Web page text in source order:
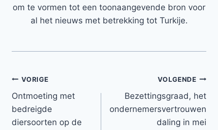
om te vormen tot een toonaangevende bron voor
al het nieuws met betrekking tot Turkije.
Bericht
navigatie
VORIGE
Ontmoeting met
bedreigde
diersoorten op de
VOLGENDE
Bezettingsgraad, het
ondernemersvertrouwen
daling in mei